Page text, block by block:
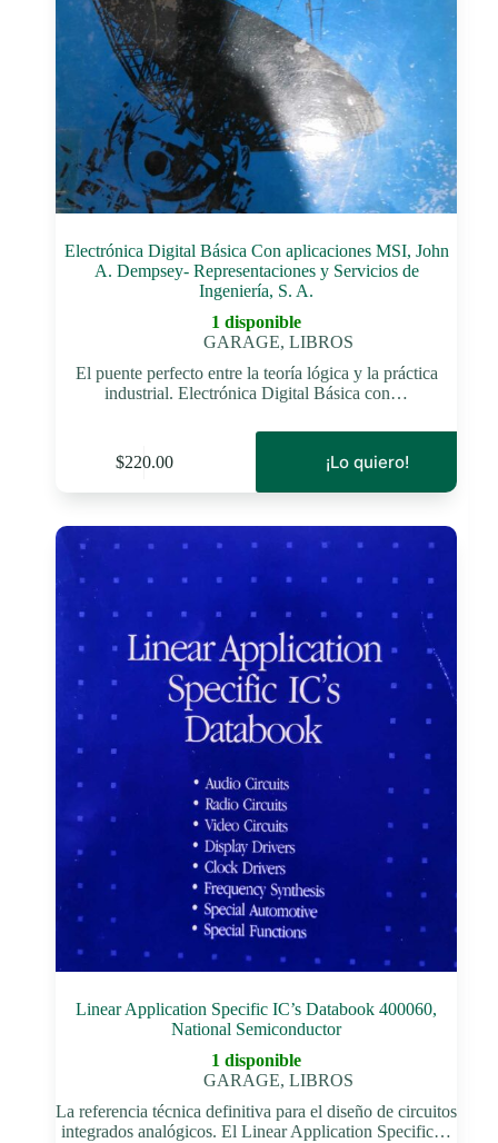
Electrónica Digital Básica Con aplicaciones MSI, John
A. Dempsey- Representaciones y Servicios de
Ingeniería, S. A.
1 disponible
GARAGE,LIBROS
El puente perfecto entre la teoría lógica y la práctica
industrial. Electrónica Digital Básica con…
$220.00 ¡Lo quiero!
Linear Application Specific IC’s Databook 400060,
National Semiconductor
1 disponible
GARAGE,LIBROS
La referencia técnica definitiva para el diseño de circuitos
integrados analógicos. El Linear Application Specific…